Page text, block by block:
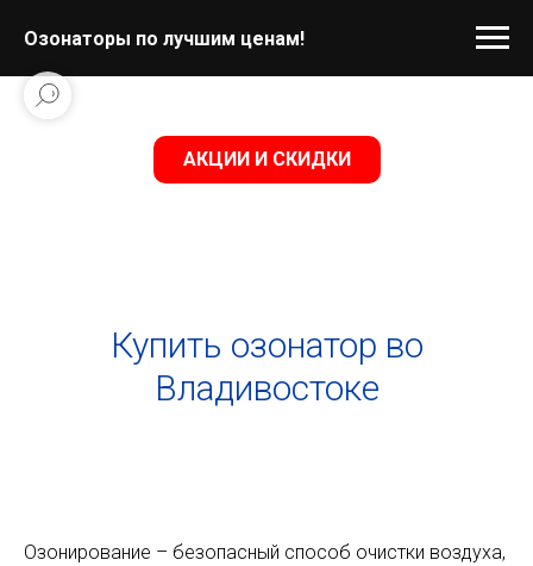
Озонаторы по лучшим ценам!
АКЦИИ И СКИДКИ
Купить озонатор во
Владивостоке
Озонирование – безопасный способ очистки воздуха,